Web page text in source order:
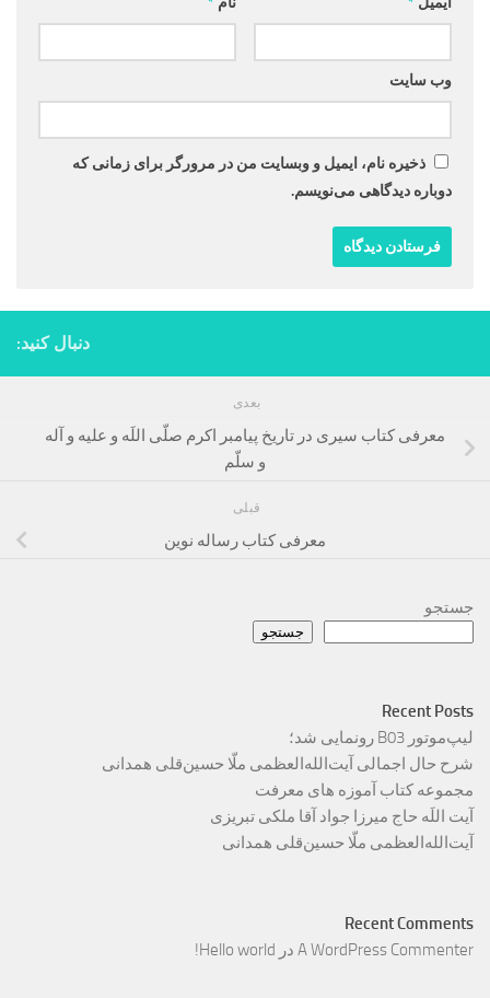
وب‌ سایت
ذخیره نام، ایمیل و وبسایت من در مرورگر برای زمانی که
دوباره دیدگاهی می‌نویسم.
دنبال کنید:
بعدی
معرفی کتاب سیری در تاریخ پیامبر اکرم صلّی اللَه و علیه و آله
و سلّم
قبلی
معرفی کتاب رساله نوین
جستجو
جستجو
Recent Posts
لیپ‌موتور B03 رونمایی شد؛
شرح حال اجمالی آیت‌الله‌العظمی ملّا حسین‌قلی همدانی
مجموعه کتاب آموزه های معرفت
آیت اللَه حاج میرزا جواد آقا ملکی تبریزی
آیت‌الله‌العظمی ملّا حسین‌قلی همدانی
Recent Comments
A WordPress Commenter در Hello world!